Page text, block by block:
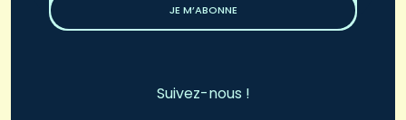
JE M’ABONNE
Suivez-nous !